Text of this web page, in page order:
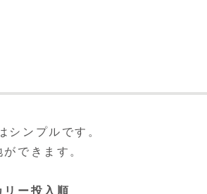
シンプルです。
できます。
リー投入順